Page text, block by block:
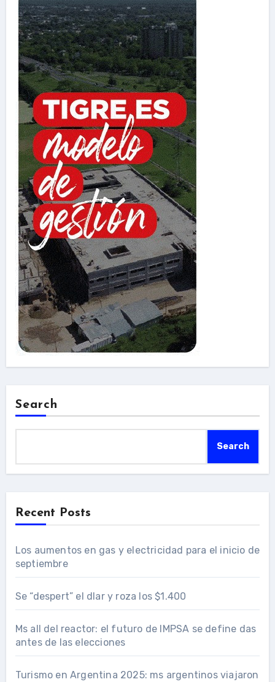
Search
Search
Recent Posts
Los aumentos en gas y electricidad para el inicio de
septiembre
Se “despert” el dlar y roza los $1.400
Ms all del reactor: el futuro de IMPSA se define das
antes de las elecciones
Turismo en Argentina 2025: ms argentinos viajaron